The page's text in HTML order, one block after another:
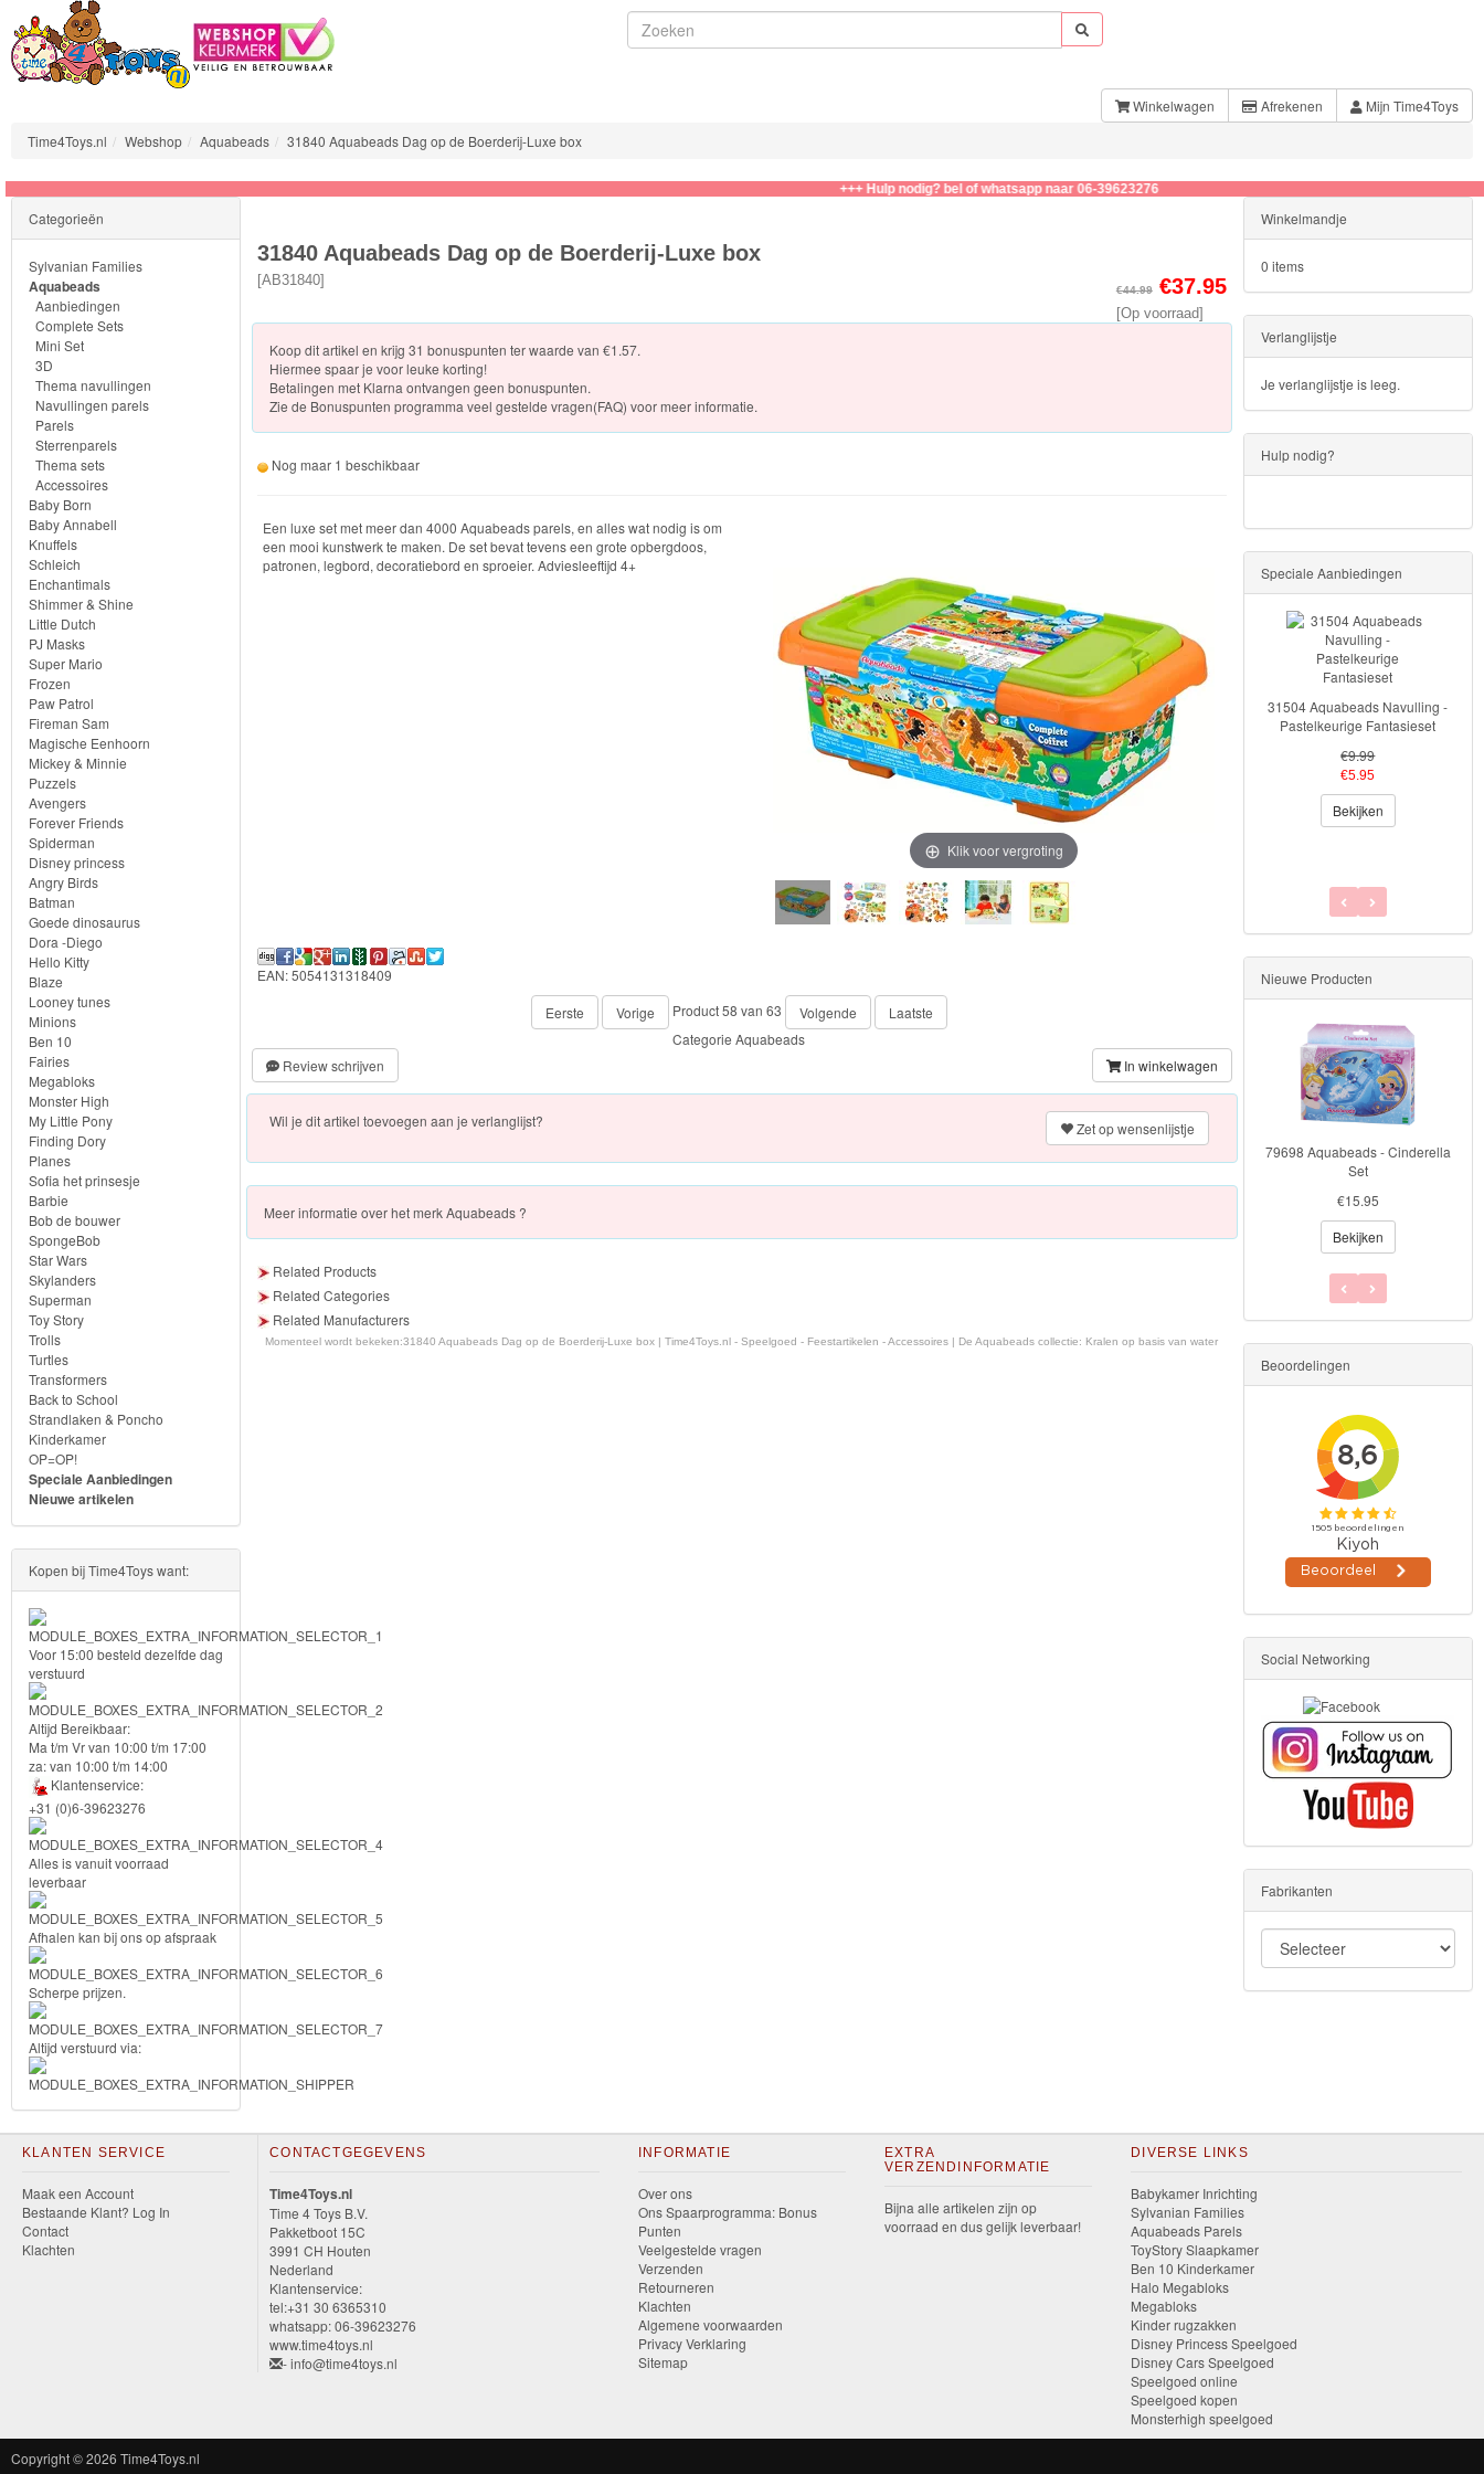
Winkelwagen Afrekenen Mijn Time4Toys
Sylvanian
Families
Aquabeads
Aanbiedingen
Complete
Sets
Mini
Set
3D
Thema
navullingen
Navullingen
parels
Parels
Sterrenparels
Thema
sets
Accessoires
Baby
Born
Baby
Annabell
Knuffels
Schleich
Enchantimals
Shimmer
&
Shine
Little
Dutch
PJ
Masks
Super
Mario
Frozen
Paw
Patrol
Fireman
Sam
Magische
Eenhoorn
Mickey
&
Minnie
Puzzels
Avengers
Forever
Friends
Birds
Time4Toys.nl Webshop Aquabeads 31840 Aquabeads Dag op de Boerderij-Luxe box
+++ Hulp nodig? bel of whatsapp naar 06-39623276
€44.99 €37.95
[Op voorraad]
31840 Aquabeads Dag op de Boerderij-Luxe box
[AB31840]
Koop dit artikel en krijg 31 bonuspunten ter waarde van €1.57.
Hiermee spaar je voor leuke korting!
Betalingen met Klarna ontvangen geen bonuspunten.
Zie de Bonuspunten programma veel gestelde vragen(FAQ) voor meer informatie.
Nog maar 1 beschikbaar
Klik voor vergroting
Een luxe set met meer dan 4000 Aquabeads parels, en alles wat nodig is om
een mooi kunstwerk te maken. De set bevat tevens een grote opbergdoos,
patronen, legbord, decoratiebord en sproeier. Adviesleeftijd 4+
EAN: 5054131318409
Eerste
Vorige Product 58 van 63 Volgende
Laatste
CategorieAquabeads
Review schrijven
In winkelwagen
Wil je dit artikel toevoegen aan je verlanglijst? Zet op wensenlijstje
Meerinformatie over het merkAquabeads ?
Related Products
Related Categories
Related Manufacturers
Momenteel wordt bekeken:31840 Aquabeads Dag op de Boerderij-Luxe box | Time4Toys.nl - Speelgoed - Feestartikelen - Accessoires | De Aquabeads collectie: Kralen op basis van water
Categorieën
Sylvanian Families
Aquabeads
Aanbiedingen
Complete Sets
Mini Set
3D
Thema navullingen
Navullingen parels
Parels
Sterrenparels
Thema sets
Accessoires
Baby Born
Baby Annabell
Knuffels
Schleich
Enchantimals
Shimmer & Shine
Little Dutch
PJ Masks
Super Mario
Frozen
Paw Patrol
Fireman Sam
Magische Eenhoorn
Mickey & Minnie
Puzzels
Avengers
Forever Friends
Spiderman
Disney princess
Angry Birds
Batman
Goede dinosaurus
Dora -Diego
Hello Kitty
Blaze
Looney tunes
Minions
Ben 10
Fairies
Megabloks
Monster High
My Little Pony
Finding Dory
Planes
Sofia het prinsesje
Barbie
Bob de bouwer
SpongeBob
Star Wars
Skylanders
Superman
Toy Story
Trolls
Turtles
Transformers
Back to School
Strandlaken & Poncho
Kinderkamer
OP=OP!
Speciale Aanbiedingen
Nieuwe artikelen
Kopen bij Time4Toys want:
Voor 15:00 besteld dezelfde dag
verstuurd
Altijd Bereikbaar:
Ma t/m Vr van 10:00 t/m 17:00
za: van 10:00 t/m 14:00
Klantenservice:
+31 (0)6-39623276
Alles is vanuit voorraad
leverbaar
Afhalen kan bij ons op afspraak
Scherpe prijzen.
Altijd verstuurd via:
Winkelmandje
0 items
Verlanglijstje
Je verlanglijstje is leeg.
Hulp nodig?
Speciale Aanbiedingen
31504 Aquabeads Navulling -
Pastelkeurige Fantasieset
€9.99
€5.95
Bekijken
Nieuwe Producten
79698 Aquabeads - Cinderella
Bekijken
31912 Aquabeads Beginners
meeneemkoffer
€17.95
Bekijken
Beoordelingen
Social Networking
Fabrikanten
KLANTEN SERVICE
Maak een Account
Bestaande Klant? Log In
Contact
Klachten
CONTACTGEGEVENS
Time4Toys.nl
Time 4 Toys B.V.
Pakketboot 15C
3991 CH Houten
Nederland
Klantenservice:
tel:+31 30 6365310
whatsapp: 06-39623276
www.time4toys.nl
- info@time4toys.nl
INFORMATIE
Over ons
Ons Spaarprogramma: Bonus
Punten
Veelgestelde vragen
Verzenden
Retourneren
Klachten
Algemene voorwaarden
Privacy Verklaring
Sitemap
EXTRA
VERZENDINFORMATIE
Bijna alle artikelen zijn op
voorraad en dus gelijk leverbaar!
DIVERSE LINKS
Babykamer Inrichting
Sylvanian Families
Aquabeads Parels
ToyStory Slaapkamer
Ben 10 Kinderkamer
Halo Megabloks
Megabloks
Kinder rugzakken
Disney Princess Speelgoed
Disney Cars Speelgoed
Speelgoed online
Speelgoed kopen
Monsterhigh speelgoed
Copyright © 2026 Time4Toys.nl